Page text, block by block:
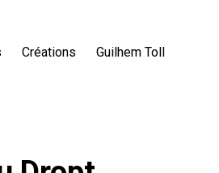
Créations Guilhem Toll